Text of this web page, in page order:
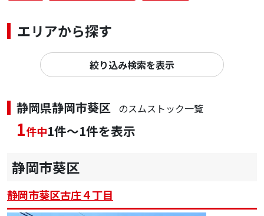
エリアから探す
絞り込み検索を表示
静岡県静岡市葵区 のスムストック一覧
1件中1件～1件を表示
静岡市葵区
静岡市葵区古庄４丁目